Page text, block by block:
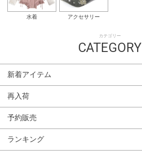
水着 アクセサリー
カテゴリー
CATEGORY
新着アイテム
再入荷
予約販売
ランキング